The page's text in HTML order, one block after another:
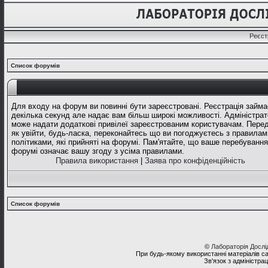
Список форумів
Для входу на форум ви повинні бути зареєстровані. Реєстрація
декілька секунд але надає вам більш широкі можливості.
може надати додаткові привілеї зареєстрованим користувачам.
як увійти, будь-ласка, переконайтесь що ви погоджуєтесь з
політиками, які прийняті на форумі. Пам'ятайте, що ваше
форумі означає вашу згоду з усіма правилами.
Правила використання
Заява про конфіденційність
Список форумів
© Лабораторія
При будь-якому використанні матеріалів
Зв'язок з